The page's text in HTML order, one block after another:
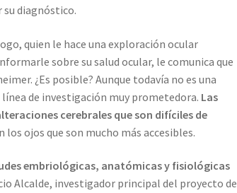
su diagnóstico.
quien le hace una exploración ocular
sobre su salud ocular, le comunica que
¿Es posible? Aunque todavía no es una
de investigación muy prometedora. Las
cerebrales que son difíciles de
ojos que son mucho más accesibles.
embriológicas, anatómicas y fisiológicas
Alcalde, investigador principal del proyecto de